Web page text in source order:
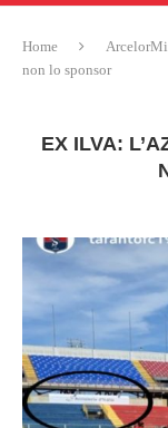
Home
non lo sponsor
EX ILVA: